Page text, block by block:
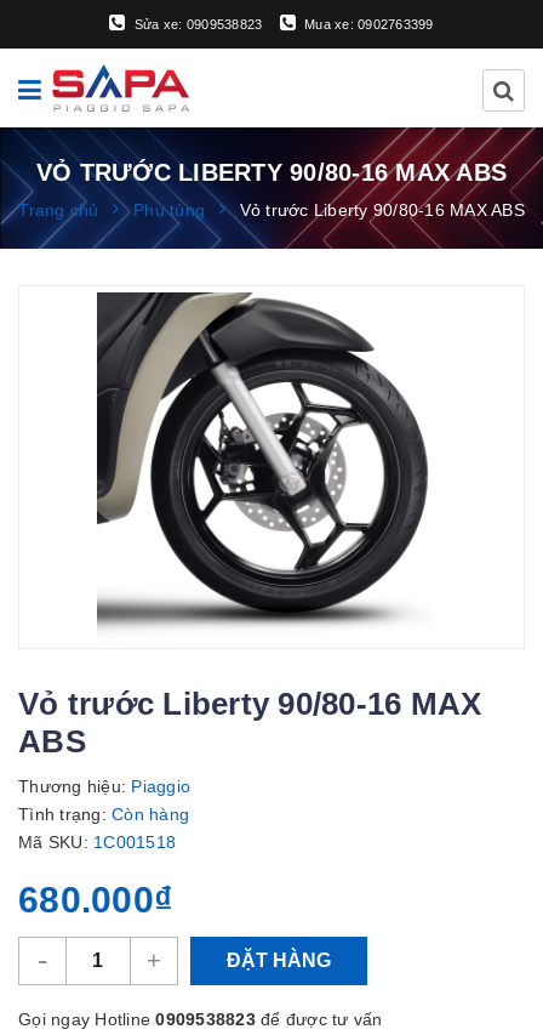
Sửa xe: 0909538823 Mua xe: 0902763399
VỎ TRƯỚC LIBERTY 90/80-16 MAX ABS
Trang chủ Phụ tùng Vỏ trước Liberty 90/80-16 MAX ABS
Vỏ trước Liberty 90/80-16 MAX
ABS
Thương hiệu: Piaggio
Tình trạng: Còn hàng
Mã SKU: 1C001518
680.000₫
- + ĐẶT HÀNG
Gọi ngay Hotline0909538823để được tư vấn